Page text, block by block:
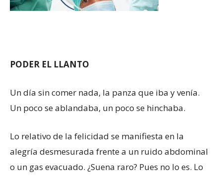
PODER EL LLANTO
Un día sin comer nada, la panza que iba y venía.
Un poco se ablandaba, un poco se hinchaba.
Lo relativo de la felicidad se manifiesta en la
alegría desmesurada frente a un ruido abdominal
o un gas evacuado. ¿Suena raro? Pues no lo es. Lo